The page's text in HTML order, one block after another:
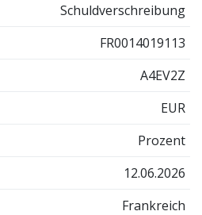
Schuldverschreibung
FR0014019113
A4EV2Z
EUR
Prozent
12.06.2026
Frankreich